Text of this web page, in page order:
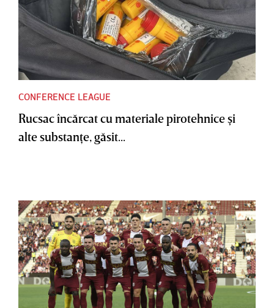
CONFERENCE LEAGUE
Rucsac încărcat cu materiale pirotehnice şi
alte substanţe, găsit...